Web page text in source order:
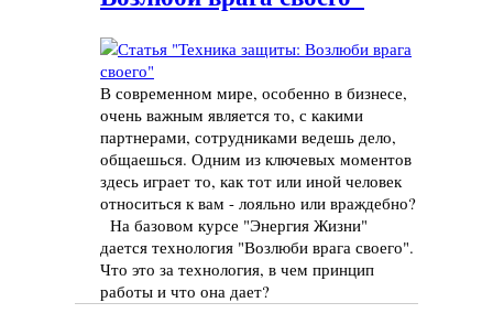
В современном мире, особенно в бизнесе,
очень важным является то, с какими
партнерами, сотрудниками ведешь дело,
общаешься. Одним из ключевых моментов
здесь играет то, как тот или иной человек
относиться к вам - лояльно или враждебно?
На базовом курсе "Энергия Жизни"
дается технология "Возлюби врага своего".
Что это за технология, в чем принцип
работы и что она дает?